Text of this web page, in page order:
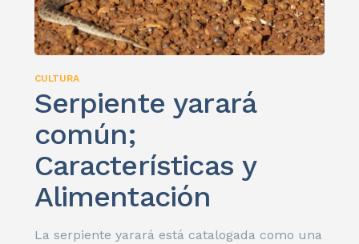
CULTURA
Serpiente yarará
común;
Características y
Alimentación
La serpiente yarará está catalogada como una